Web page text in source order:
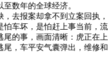
数年的全球经济。
去报案却拿不到立案回执，
怕车坏，是怕赶上事当前，流
的事，画面清晰：虎正在上
尾，车平安气囊弹出，维修和